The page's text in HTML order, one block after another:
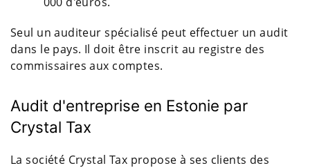
Seul un auditeur spécialisé peut effectuer un audit
dans le pays. Il doit être inscrit au registre des
commissaires aux comptes.
Audit d'entreprise en Estonie par
Crystal Tax
La société Crystal Tax propose à ses clients des